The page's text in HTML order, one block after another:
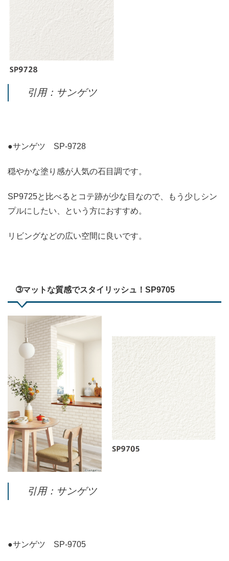
引用：サンゲツ
●サンゲツ SP-9728
穏やかな塗り感が人気の石目調です。
SP9725と比べるとコテ跡が少な目なので、もう少しシン
プルにしたい、という方におすすめ。
リビングなどの広い空間に良いです。
➂マットな質感でスタイリッシュ！SP9705
引用：サンゲツ
●サンゲツ SP-9705